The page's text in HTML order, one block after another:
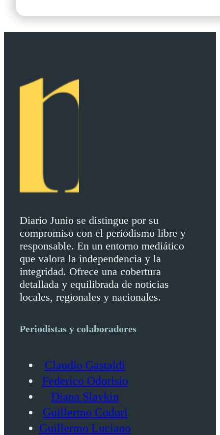
Diario Junio se distingue por su
compromiso con el periodismo libre y
responsable. En un entorno mediático
que valora la independencia y la
integridad. Ofrece una cobertura
detallada y equilibrada de noticias
locales, regionales y nacionales.
Periodistas y colaboradores
Claudio Gastaldi
Federico Odorisio
Diana Slavkin
Guillermo Coduri
Guillermo Luciano